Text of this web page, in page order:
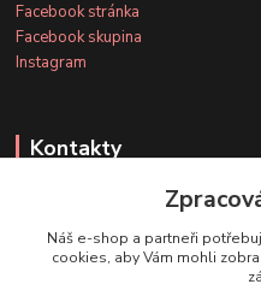
Facebook stránka
Facebook skupina
Instagram
Kontakty
+420 607 163
(Po-Pá, 8-20 hod., So-
Náš e-shop a partneři
cookies, aby Vám mohli